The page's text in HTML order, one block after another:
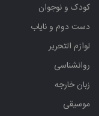
کودک و نوجوان
دست دوم و نایاب
لوازم التحریر
روانشناسی
زبان خارجه
موسیقی